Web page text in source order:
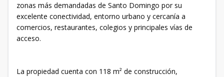
zonas más demandadas de Santo Domingo por su
excelente conectividad, entorno urbano y cercanía a
comercios, restaurantes, colegios y principales vías de
acceso.
La propiedad cuenta con 118 m² de construcción,